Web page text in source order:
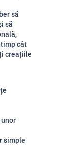
să
să
cât
creațiile
unor
simple